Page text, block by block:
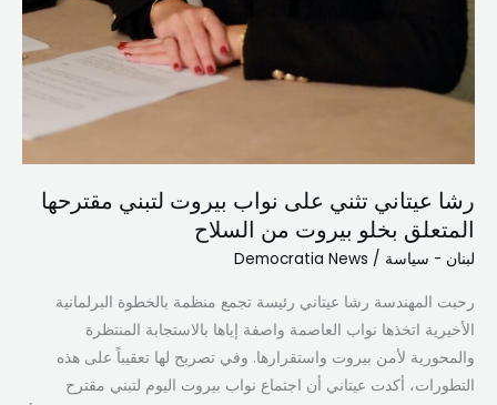
رشا عيتاني تثني على نواب بيروت لتبني مقترحها
المتعلق بخلو بيروت من السلاح
لبنان - سياسة /
Democratia News
رحبت المهندسة رشا عيتاني رئيسة تجمع منظمة بالخطوة البرلمانية
الأخيرية اتخذها نواب العاصمة واصفة إياها بالاستجابة المنتظرة
والمحورية لأمن بيروت واستقرارها. وفي تصريح لها تعقيباً على هذه
التطورات، أكدت عيتاني أن اجتماع نواب بيروت اليوم لتبني مقترح